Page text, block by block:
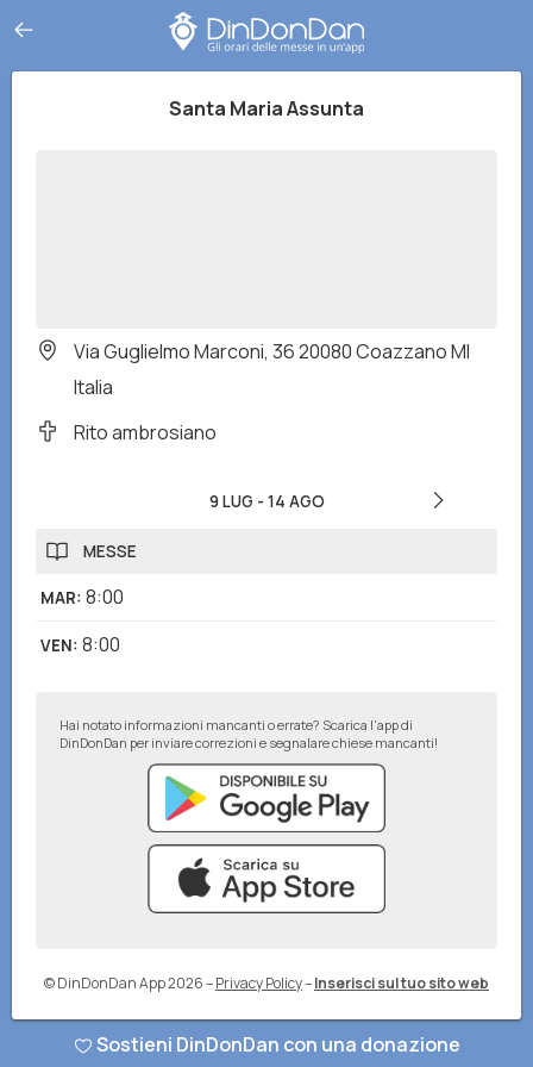
Santa Maria Assunta
Via Guglielmo Marconi, 36 20080 Coazzano MI
Italia
Rito ambrosiano
9 LUG - 14 AGO
MESSE
MAR: 8:00
VEN: 8:00
Hai notato informazioni mancanti o errate? Scarica l'app di
DinDonDan per inviare correzioni e segnalare chiese mancanti!
© DinDonDan App 2026–Privacy Policy–Inserisci sul tuo sito web
Sostieni DinDonDan con una donazione